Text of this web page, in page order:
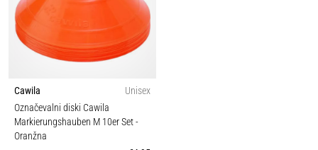
Cawila
Unisex
Označevalni diski Cawila
Markierungshauben M 10er Set-
Oranžna